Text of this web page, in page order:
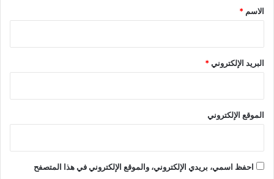
*
الاسم *
البريد الإلكتروني*
الموقع الإلكتروني
احفظ اسمي، بريدي الإلكتروني، والموقع الإلكتروني في هذا المتصفح